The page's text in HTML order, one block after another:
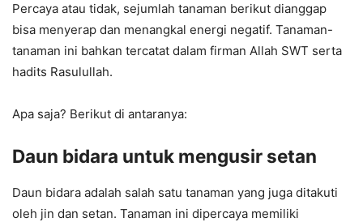
Percaya atau tidak, sejumlah tanaman berikut dianggap
bisa menyerap dan menangkal energi negatif. Tanaman-
tanaman ini bahkan tercatat dalam firman Allah SWT serta
hadits Rasulullah.
Apa saja? Berikut di antaranya:
Daun bidara untuk mengusir setan
Daun bidara adalah salah satu tanaman yang juga ditakuti
oleh jin dan setan. Tanaman ini dipercaya memiliki